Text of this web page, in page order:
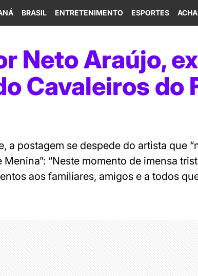
BRASIL ENTRETENIMENTO ESPORTES
Neto Araújo,
Cavaleiros do
a postagem se despede do artista que
“Neste momento de imensa
aos familiares, amigos e a todos